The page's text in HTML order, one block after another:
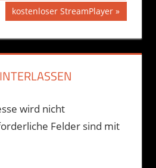
Nächster
kostenloser StreamPlayer
wird nicht
Felder sind mit